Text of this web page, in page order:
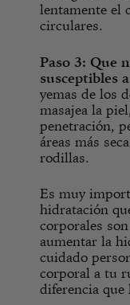
lentamente el
circulares.
Paso 3: Que
susceptibles
yemas de los
masajea la
penetración,
áreas más
rodillas.
Es muy
hidratación
corporales
aumentar la
cuidado
corporal a tu
diferencia que